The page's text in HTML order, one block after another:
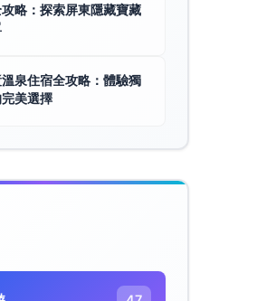
略：探索屏東隱藏寶藏
泉住宿全攻略：體驗獨
美選擇